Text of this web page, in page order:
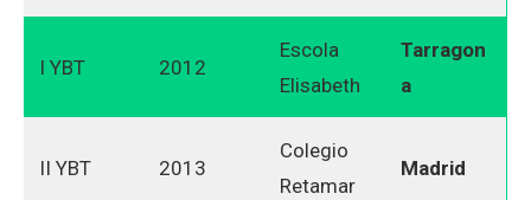
I YBT 2012
Escola
Elisabeth
Tarragon
a
II YBT 2013
Colegio
Retamar
Madrid